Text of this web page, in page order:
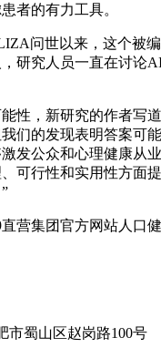
者的有力工具。
问世以来，这个被编
研究人员一直在讨论
，新研究的作者写道
们的发现表明答案可
发公众和心理健康从
可行性和实用性方面
直营集团官方网站人口
市蜀山区赵岗路100号